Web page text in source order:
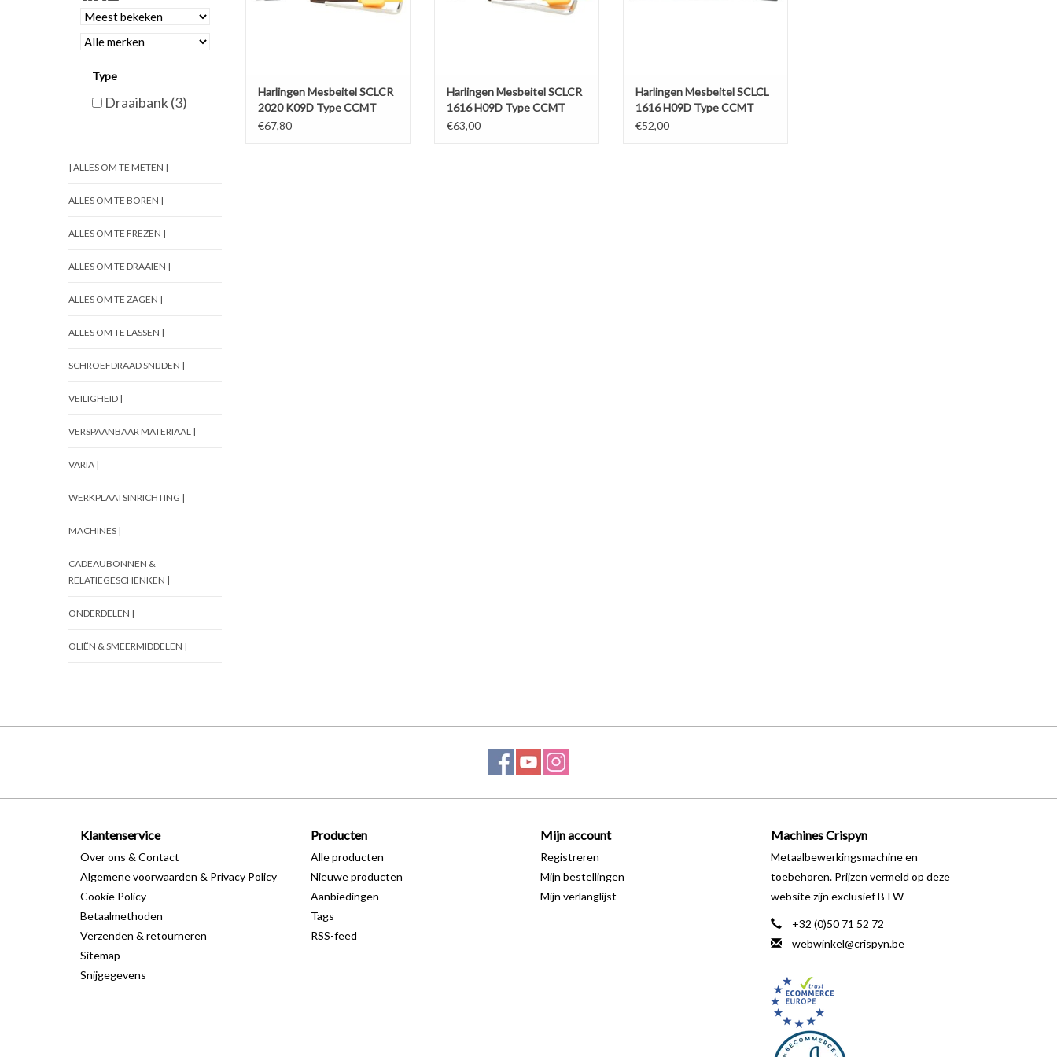
Type
Draaibank(3)
| ALLES OM TE METEN |
ALLES OM TE BOREN |
ALLES OM TE FREZEN |
ALLES OM TE DRAAIEN |
ALLES OM TE ZAGEN |
ALLES OM TE LASSEN |
SCHROEFDRAAD SNIJDEN |
VEILIGHEID |
VERSPAANBAAR MATERIAAL |
VARIA |
WERKPLAATSINRICHTING |
MACHINES |
CADEAUBONNEN &
RELATIEGESCHENKEN |
ONDERDELEN |
OLIËN & SMEERMIDDELEN |
Harlingen Mesbeitel SCLCR
2020 K09D Type CCMT
€67,80
Harlingen Mesbeitel SCLCR
1616 H09D Type CCMT
€63,00
Harlingen Mesbeitel SCLCL
1616 H09D Type CCMT
€52,00
Klantenservice
Over ons & Contact
Algemene voorwaarden & Privacy Policy
Cookie Policy
Betaalmethoden
Verzenden & retourneren
Sitemap
Snijgegevens
Producten
Alle producten
Nieuwe producten
Aanbiedingen
Tags
RSS-feed
Mijn account
Registreren
Mijn bestellingen
Mijn verlanglijst
Machines Crispyn
Metaalbewerkingsmachine en
toebehoren. Prijzen vermeld op deze
website zijn exclusief BTW
+32 (0)50 71 52 72
webwinkel@crispyn.be